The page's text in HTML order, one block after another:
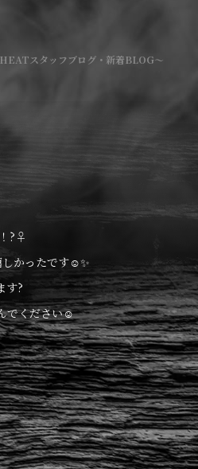
スタッフブログ・新着BLOG〜
?‍♀️
かったです☺️✨
す?
でください☺️